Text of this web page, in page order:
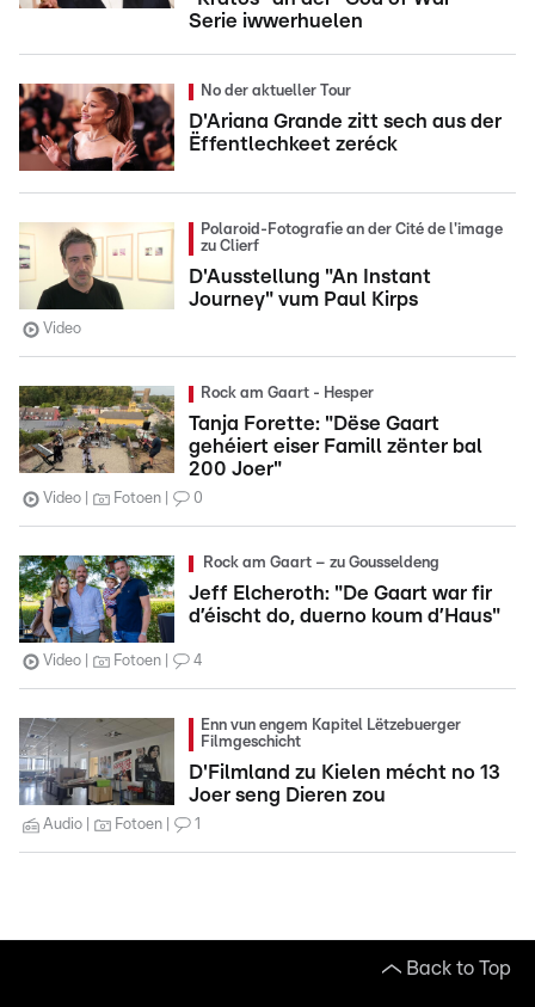
Serie iwwerhuelen
No der aktueller Tour
D'Ariana Grande zitt sech aus der
Ëffentlechkeet zeréck
Polaroid-Fotografie an der Cité de l'image
zu Clierf
D'Ausstellung "An Instant
Journey" vum Paul Kirps
Video
Rock am Gaart - Hesper
Tanja Forette: "Dëse Gaart
gehéiert eiser Famill zënter bal
200 Joer"
Video Fotoen 0
Rock am Gaart – zu Gousseldeng
Jeff Elcheroth: "De Gaart war fir
d’éischt do, duerno koum d’Haus"
Video Fotoen 4
Enn vun engem Kapitel Lëtzebuerger
Filmgeschicht
D'Filmland zu Kielen mécht no 13
Joer seng Dieren zou
Audio Fotoen 1
Back to Top